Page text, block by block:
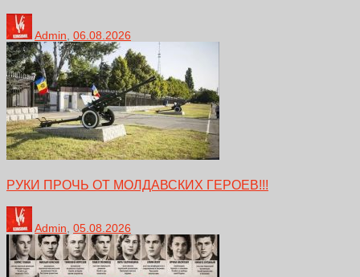
Admin 06.08.2026
РУКИ ПРОЧЬ ОТ МОЛДАВСКИХ ГЕРОЕВ!!!
Admin, 05.08.2026